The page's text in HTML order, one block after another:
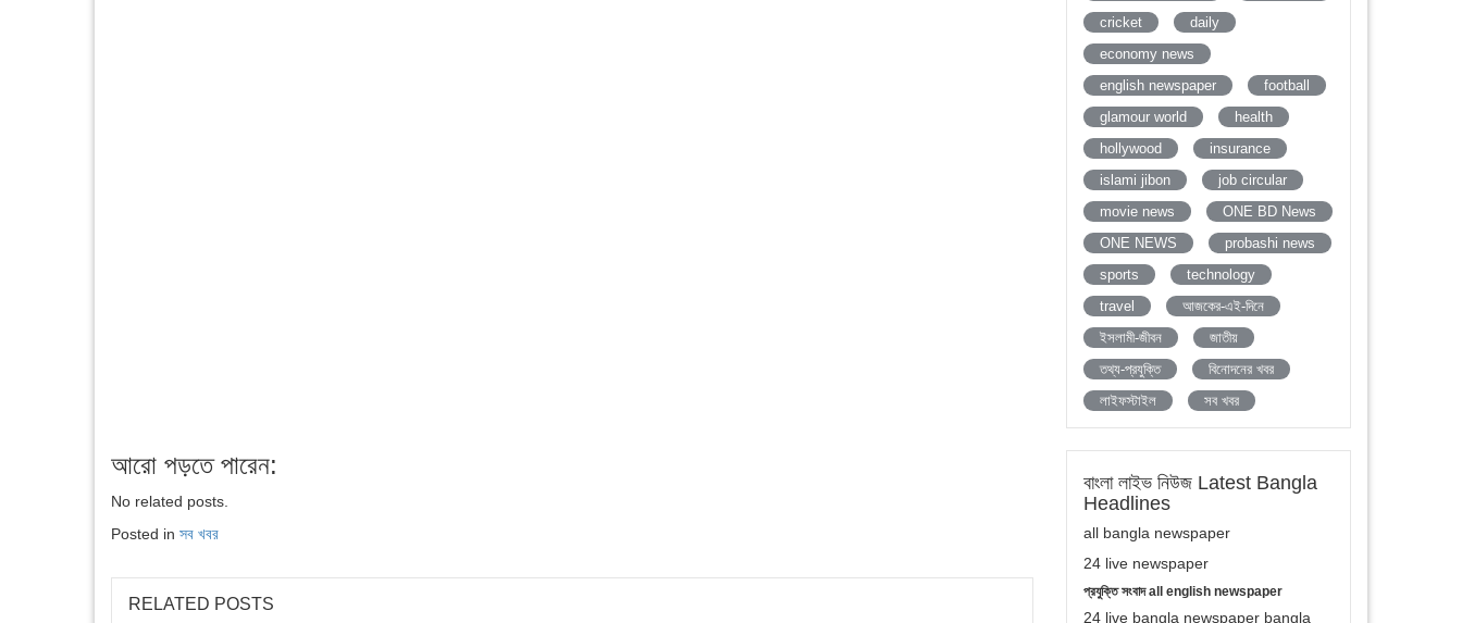
আরো পড়তে পারেন:
No related posts.
Posted in সব খবর
RELATED POSTS
cricket
daily
economy news
english newspaper
football
glamour world
health
hollywood
insurance
islami jibon
job circular
movie news
ONE BD News
ONE NEWS
probashi news
sports
technology
travel
আজকের-এই-দিনে
ইসলামী-জীবন
জাতীয়
তথ্য-প্রযুক্তি
বিনোদনের খবর
লাইফস্টাইল
সব খবর
বাংলা লাইভ নিউজ Latest Bangla
Headlines
all bangla newspaper
24 live newspaper
প্রযুক্তি সংবাদ all english newspaper
24 live bangla newspaper bangla